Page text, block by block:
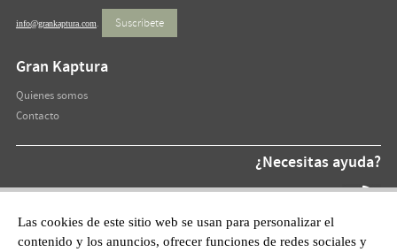
Las cookies de este sitio web se usan para personalizar el
contenido y los anuncios, ofrecer funciones de redes sociales y
info@grankaptura.com Suscríbete
Gran Kaptura
Quienes somos
Contacto
¿Necesitas ayuda?
Teléfono At.
872 220 055